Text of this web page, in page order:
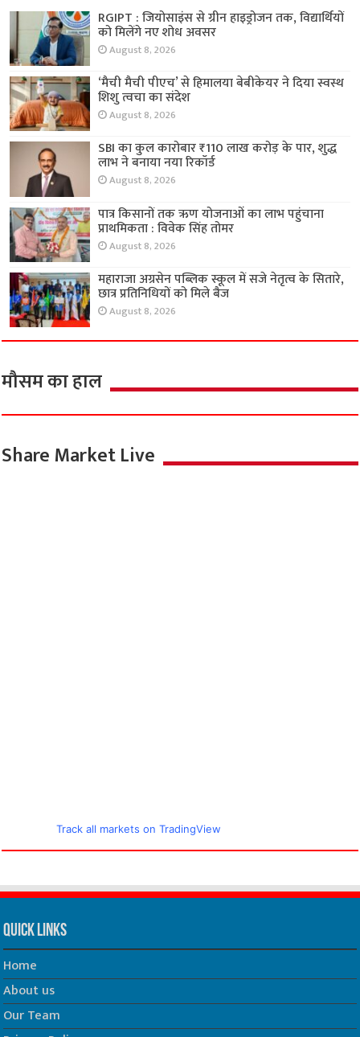
RGIPT : जियोसाइंस से ग्रीन हाइड्रोजन तक, विद्यार्थियों
को मिलेंगे नए शोध अवसर
August 8, 2026
‘मैची मैची पीएच’ से हिमालया बेबीकेयर ने दिया स्वस्थ
शिशु त्वचा का संदेश
August 8, 2026
SBI का कुल कारोबार ₹110 लाख करोड़ के पार, शुद्ध
लाभ ने बनाया नया रिकॉर्ड
August 8, 2026
पात्र किसानों तक ऋण योजनाओं का लाभ पहुंचाना
प्राथमिकता : विवेक सिंह तोमर
August 8, 2026
महाराजा अग्रसेन पब्लिक स्कूल में सजे नेतृत्व के सितारे,
छात्र प्रतिनिधियों को मिले बैज
August 8, 2026
मौसम का हाल
Share Market Live
Track all markets on TradingView
Quick Links
Home
About us
Our Team